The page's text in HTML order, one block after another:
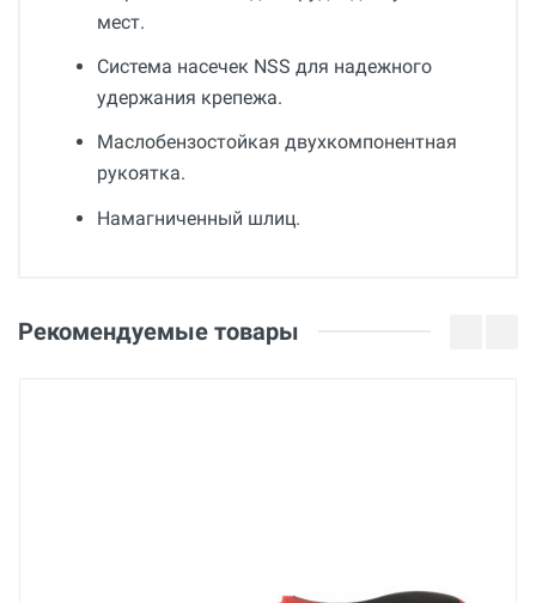
мест.
Система насечек NSS для надежного
удержания крепежа.
Маслобензостойкая двухкомпонентная
рукоятка.
Намагниченный шлиц.
Германия
Оценка
Рекомендуемые товары